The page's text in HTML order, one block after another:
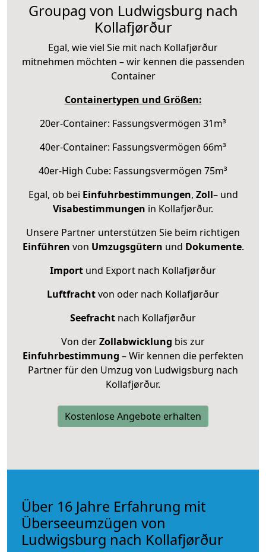
Groupag von Ludwigsburg nach
Kollafjørður
Egal, wie viel Sie mit nach Kollafjørður
mitnehmen möchten – wir kennen die passenden
Container
Containertypen und Größen:
20er-Container: Fassungsvermögen 31m³
40er-Container: Fassungsvermögen 66m³
40er-High Cube: Fassungsvermögen 75m³
Egal, ob bei Einfuhrbestimmungen, Zoll– und
Visabestimmungen in Kollafjørður.
Unsere Partner unterstützen Sie beim richtigen
Einführen von Umzugsgütern und Dokumente.
Import und Export nach Kollafjørður
Luftfrachtvon oder nach Kollafjørður
Seefracht nach Kollafjørður
Von derZollabwicklung bis zur
Einfuhrbestimmung – Wir kennen die perfekten
Partner für den Umzug von Ludwigsburg nach
Kollafjørður.
Kostenlose Angebote erhalten
Über 16 Jahre Erfahrung mit
Überseeumzügen von
Ludwigsburg nach Kollafjørður